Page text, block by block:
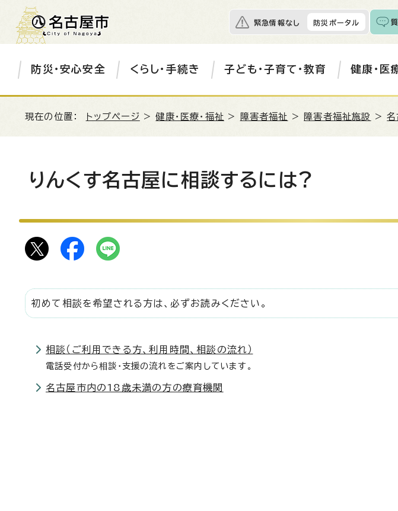
緊急情報なし 防災ポータル
防災・安心安全 くらし・手続き 子ども・子育て・教育 健康・医
現在の位置： トップページ >健康・医療・福祉 > 障害者福祉 > 障害者福祉施設 >名
りんくす名古屋に相談するには?
初めて相談を希望される方は、必ずお読みください。
相談（ご利用できる方、利用時間、相談の流れ）
電話受付から相談・支援の流れをご案内しています。
名古屋市内の18歳未満の方の療育機関